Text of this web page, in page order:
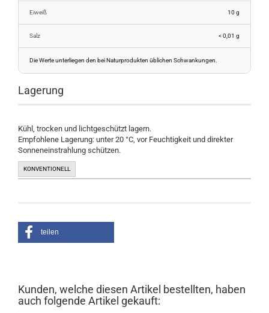
Eiweiß 10 g
Salz < 0,01 g
Die Werte unterliegen den bei Naturprodukten üblichen Schwankungen.
Lagerung
Kühl, trocken und lichtgeschützt lagern.
Empfohlene Lagerung: unter 20 °C, vor Feuchtigkeit und direkter
Sonneneinstrahlung schützen.
KONVENTIONELL
teilen
Kunden, welche diesen Artikel bestellten, haben
auch folgende Artikel gekauft: